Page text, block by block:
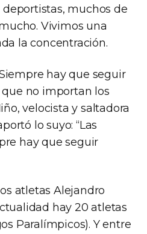
muchos de
Vivimos una
la concentración.
hay que seguir
que no importan los
velocista y saltadora
lo suyo: “Las
hay que seguir
atletas Alejandro
hay 20 atletas
Paralímpicos). Y entre